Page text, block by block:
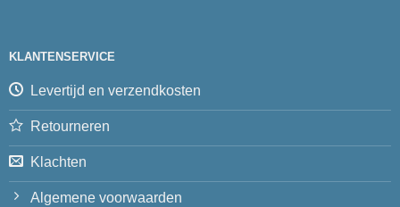
KLANTENSERVICE
Levertijd en verzendkosten
Retourneren
Klachten
Algemene voorwaarden